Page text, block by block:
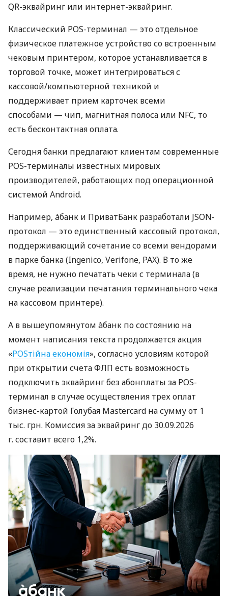
QR-эквайринг или интернет-эквайринг.
Классический POS-терминал — это отдельное
физическое платежное устройство со встроенным
чековым принтером, которое устанавливается в
торговой точке, может интегрироваться с
кассовой/компьютерной техникой и
поддерживает прием карточек всеми
способами — чип, магнитная полоса или NFC, то
есть бесконтактная оплата.
Сегодня банки предлагают клиентам современные
POS-терминалы известных мировых
производителей, работающих под операционной
системой Android.
Например, àбанк и ПриватБанк разработали JSON-
протокол — это единственный кассовый протокол,
поддерживающий сочетание со всеми вендорами
в парке банка (Ingenico, Verifone, PAX). В то же
время, не нужно печатать чеки с терминала (в
случае реализации печатания терминального чека
на кассовом принтере).
А в вышеупомянутом àбанк по состоянию на
момент написания текста продолжается акция
«POSтійна економія», согласно условиям которой
при открытии счета ФЛП есть возможность
подключить эквайринг без абонплаты за POS-
терминал в случае осуществления трех оплат
бизнес-картой Голубая Mastercard на сумму от 1
тыс. грн. Комиссия за эквайринг до 30.09.2026
г. составит всего 1,2%.